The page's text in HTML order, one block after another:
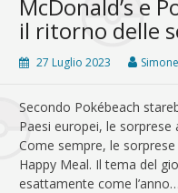
McDonald’s e
il ritorno delle
27 Luglio 2023
Secondo Pokébeach
Paesi europei, le sorprese
Come sempre, le
Happy Meal. Il tema del
esattamente come l’anno…